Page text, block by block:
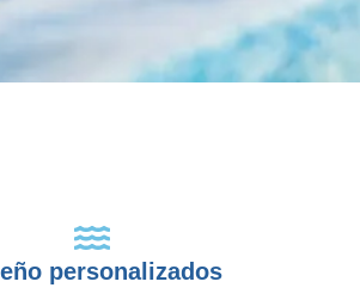
personalizados